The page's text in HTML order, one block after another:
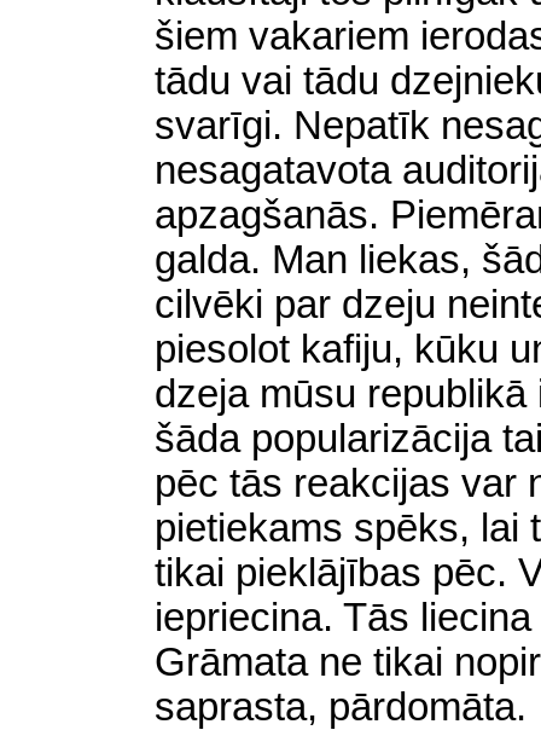
šiem vakariem
tādu vai tādu
svarīgi. Nepatīk
nesagatavota
apzagšanās.
galda. Man liekas,
cilvēki par dzeju
piesolot kafiju, kūku
dzeja mūsu
šāda popularizācija
pēc tās reakcijas var
pietiekams spēks, lai
tikai pieklājības pēc.
iepriecina. Tās
Grāmata ne tikai
saprasta, pārdomāta.